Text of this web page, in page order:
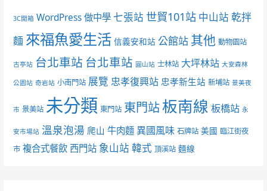
3C開箱 WordPress 做中學 七張站 世貿101站 中山站 乾拌
麵 來福魚愛生活 信義安和站 公館站 其他 動物園站
古亭站 台北車站 台北車站 圓山站 士林站 大坪林站 大安森林
公園站 奇岩站 小南門站 展覽 忠孝復興站 忠孝新生站 新埔站 景美夜
市 景美站 未分類 東門站 東門站板南線 板橋站 永
安市場站 溫泉泡湯 爬山 牛肉麵 異國風味 石牌站 美國 臨江街夜
市 複合式餐飲 西門站 象山站 韓式 頂溪站 麵線